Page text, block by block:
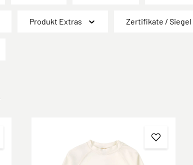
Produkt Extras Zertifikate / Siegel